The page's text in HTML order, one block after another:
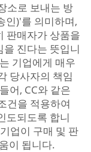
소로 보내는 방
인)'를 의미하며,
판매자가 상품을
진다는 뜻입니
기업에게 매우
당사자의 책임
어, CC와 같은
건을 적용하여
도되도록 합니
업이 구매 및 판
이 됩니다.